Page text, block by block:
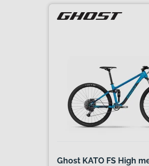
Ghost KATO FS High